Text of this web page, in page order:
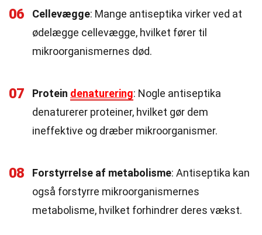
06 Cellevægge: Mange antiseptika virker ved at
ødelægge cellevægge, hvilket fører til
mikroorganismernes død.
07 Protein denaturering: Nogle antiseptika
denaturerer proteiner, hvilket gør dem
ineffektive og dræber mikroorganismer.
08 Forstyrrelse af metabolisme: Antiseptika kan
også forstyrre mikroorganismernes
metabolisme, hvilket forhindrer deres vækst.